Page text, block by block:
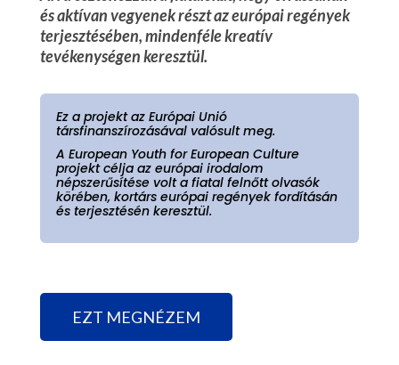
és aktívan vegyenek részt az európai regények
terjesztésében, mindenféle kreatív
tevékenységen keresztül.
Ez a projekt az Európai Unió
társfinanszírozásával valósult meg.
A European Youth for European Culture
projekt célja az európai irodalom
népszerűsítése volt a fiatal felnőtt olvasók
körében, kortárs európai regények fordításán
és terjesztésén keresztül.
EZT MEGNÉZEM